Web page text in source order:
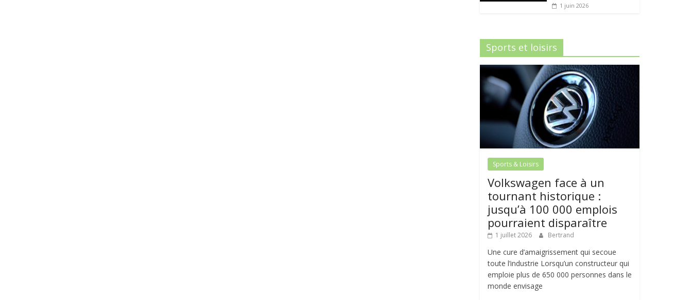
1 juin 2026
Sports et loisirs
Sports & Loisirs
Volkswagen face à un
tournant historique :
jusqu’à 100 000 emplois
pourraient disparaître
1 juillet 2026 Bertrand
Une cure d’amaigrissement qui secoue
toute l’industrie Lorsqu’un constructeur qui
emploie plus de 650 000 personnes dans le
monde envisage